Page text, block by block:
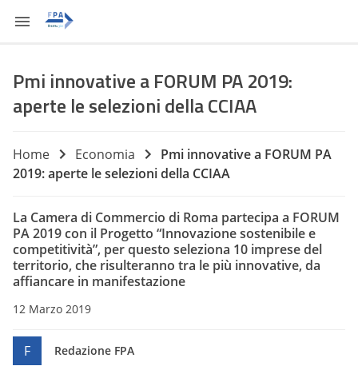
Pmi innovative a FORUM PA 2019:
aperte le selezioni della CCIAA
Home Economia
Pmi innovative a FORUM PA
2019: aperte le selezioni della CCIAA
La Camera di Commercio di Roma partecipa a FORUM
PA 2019 con il Progetto “Innovazione sostenibile e
competitività”, per questo seleziona 10 imprese del
territorio, che risulteranno tra le più innovative, da
affiancare in manifestazione
12 Marzo 2019
F Redazione FPA